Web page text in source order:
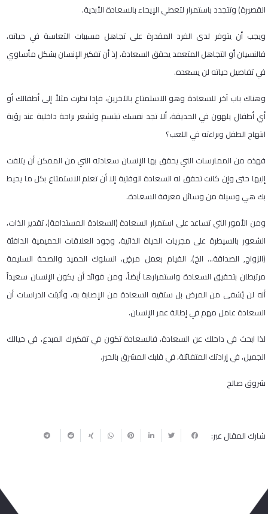
القصيرة) وتتجدد باستمرار لتعطي الإيحاء بالسعادة الأبدية.
ويجب أن يتوفر لدى الفرد المقدرة على تجاهل مسببات التعاسة في حياته،
فالنسيان أو التجاهل المتعمد يحقق السعادة، إذ أن تفكير الإنسان بشكل مأساوي
في تفاصيل حياته لن يسعده.
وهناك باب آخر للسعادة وهو الاستمتاع بالآخرين، فإذا نظرت مثلاً إلى أطفالك أو
أي أطفال يلهون في الحديقة، ألا تجد نفسك تبتسم وتشعر براحة داخلية عند رؤية
ابتهاج الطفل وبراءته في اللعب؟
فهذه من الممارسات التي يحقق بها الإنسان سعادته التي من الممكن أن يتلفت
إليها حتى وإن كانت تحقق له السعادة الوقتية إلا أن تعلم الاستمتاع بكل ما يحيط
بك هي وسيلة من وسائل معرفة السعادة.
ومن الأمور التي تساعد على استمرار السعادة (السعادة المستدامة)، تقدير الذات،
الشعور بالسيطرة على مجريات الحياة الذاتية، وجود العلاقات الحميمية الدافئة
(الزواج, الصداقة… الخ)، القيام بعمل مرضٍ، السلوك الحميد والصحة السليمة
مرتبطان بتحقيق السعادة واستمرارها أيضاً، ومن فوائد أن يكون الإنسان سعيداً
أنه لن يُشفى من المرض بل ستقيه السعادة من الإصابة به، وأثبتت الدراسات أن
السعادة عامل مهم في إطالة عمر الإنسان.
لذا ابحث في داخلك عن السعادة، فالسعادة تكون في تفكيرك المبدع، في خيالك
الجميل، في إرادتك المتفائلة، في قلبك المشرق بالخير.
شروق صالح
شارك المقال عبر: